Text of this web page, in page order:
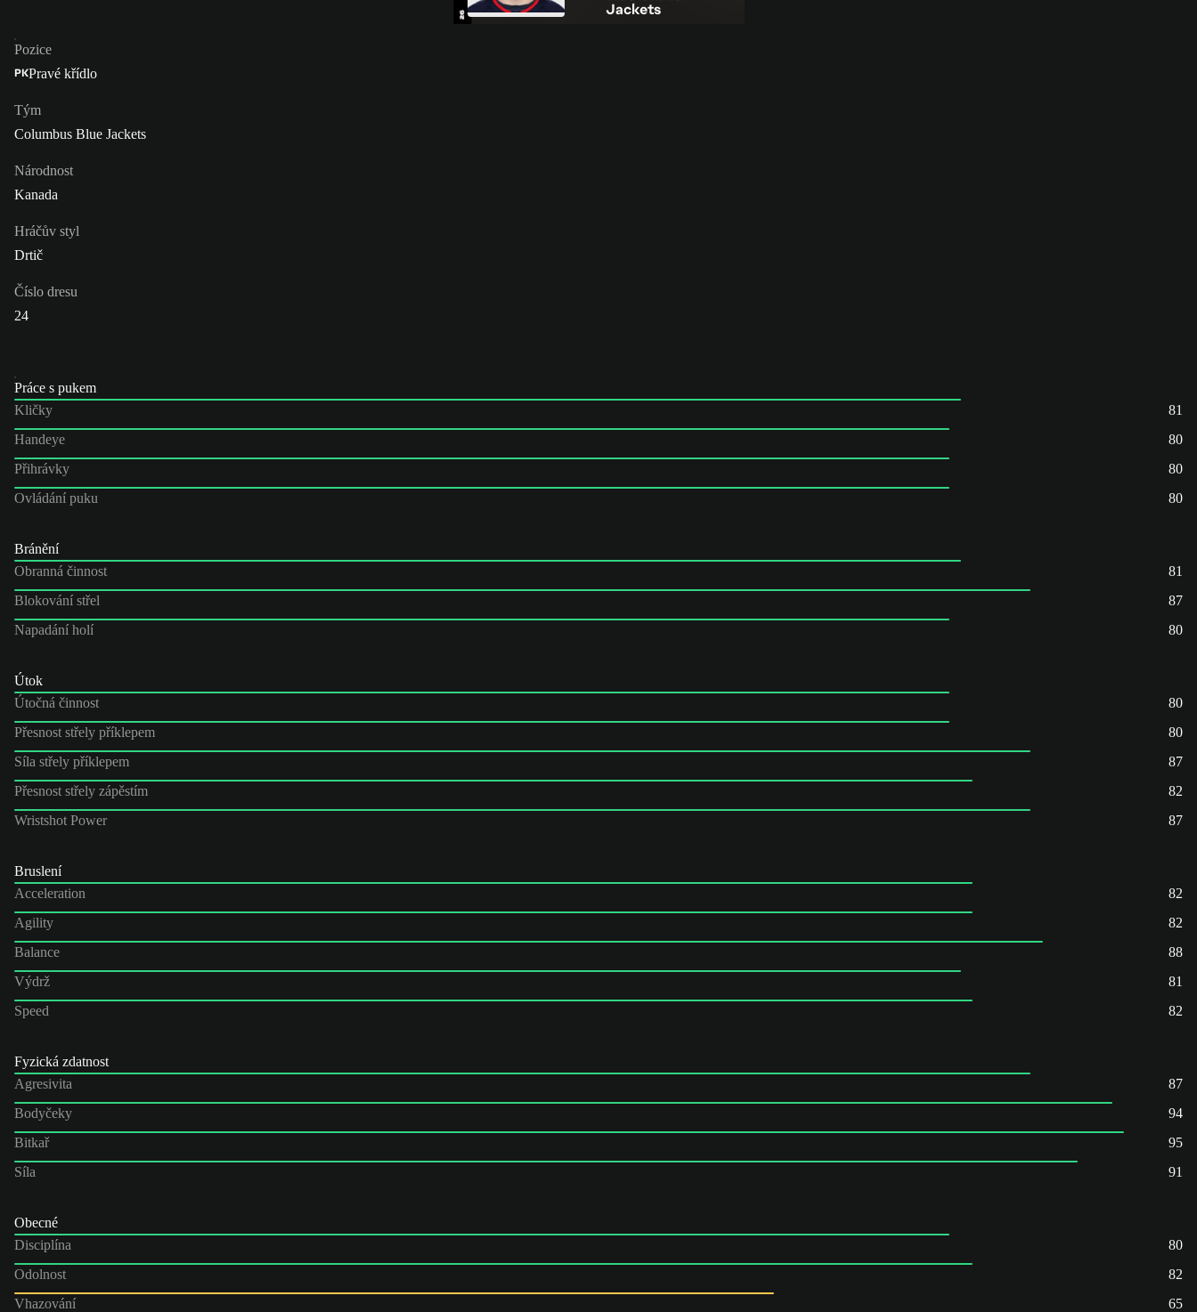
Pozice
PKPravé křídlo
Tým
Columbus Blue Jackets
Národnost
Kanada
Hráčův styl
Drtič
Číslo dresu
24
Práce s pukem
Kličky
81
Handeye
80
Přihrávky
80
Ovládání puku
80
Bránění
Obranná činnost
81
Blokování střel
87
Napadání holí
80
Útok
Útočná činnost
80
Přesnost střely příklepem
80
Síla střely příklepem
87
Přesnost střely zápěstím
82
Wristshot Power
87
Bruslení
Acceleration
82
Agility
82
Balance
88
Výdrž
81
Speed
82
Fyzická zdatnost
Agresivita
87
Bodyčeky
94
Bitkař
95
Síla
91
Obecné
Disciplína
80
Odolnost
82
Vhazování
65